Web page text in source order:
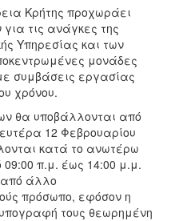
Κρήτης προχωράει
τις ανάγκες της
Υπηρεσίας και των
μονάδες
συμβάσεις εργασίας
χρόνου.
θα υποβάλλονται από
12 Φεβρουαρίου
κατά το ανωτέρω
09:00 π.μ. έως 14:00 μ.μ.
από άλλο
πρόσωπο, εφόσον η
τους θεωρημένη